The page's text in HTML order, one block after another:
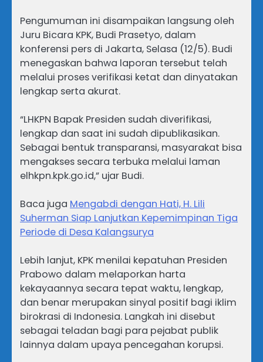
Pengumuman ini disampaikan langsung oleh
Juru Bicara KPK, Budi Prasetyo, dalam
konferensi pers di Jakarta, Selasa (12/5). Budi
menegaskan bahwa laporan tersebut telah
melalui proses verifikasi ketat dan dinyatakan
lengkap serta akurat.
“LHKPN Bapak Presiden sudah diverifikasi,
lengkap dan saat ini sudah dipublikasikan.
Sebagai bentuk transparansi, masyarakat bisa
mengakses secara terbuka melalui laman
elhkpn.kpk.go.id,” ujar Budi.
Baca juga Mengabdi dengan Hati, H. Lili
Suherman Siap Lanjutkan Kepemimpinan Tiga
Periode di Desa Kalangsurya
Lebih lanjut, KPK menilai kepatuhan Presiden
Prabowo dalam melaporkan harta
kekayaannya secara tepat waktu, lengkap,
dan benar merupakan sinyal positif bagi iklim
birokrasi di Indonesia. Langkah ini disebut
sebagai teladan bagi para pejabat publik
lainnya dalam upaya pencegahan korupsi.